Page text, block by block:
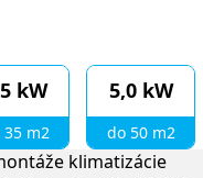
kW
35 m2
5,0 kW
do 50 m2
klimatizácie